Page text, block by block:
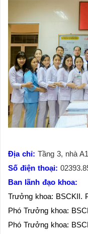
Địa chỉ: Tầng 3, nhà
Số điện thoại:
Ban lãnh đạo khoa:
Trưởng khoa: BSCKII.
Phó Trưởng khoa:
Phó Trưởng khoa: